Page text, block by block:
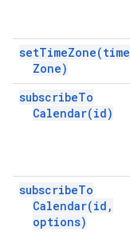
setTimeZone(time
Zone)
subscribeTo
Calendar(id)
subscribeTo
Calendar(id ,
options)